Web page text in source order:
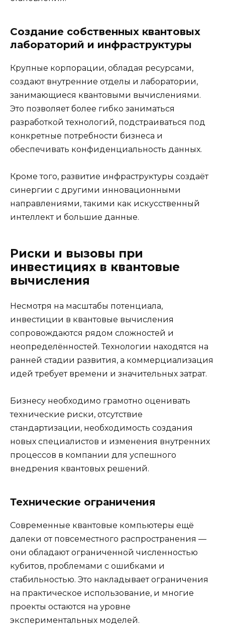
Создание собственных квантовых
лабораторий и инфраструктуры
Крупные корпорации, обладая ресурсами,
создают внутренние отделы и лаборатории,
занимающиеся квантовыми вычислениями.
Это позволяет более гибко заниматься
разработкой технологий, подстраиваться под
конкретные потребности бизнеса и
обеспечивать конфиденциальность данных.
Кроме того, развитие инфраструктуры создаёт
синергии с другими инновационными
направлениями, такими как искусственный
интеллект и большие данные.
Риски и вызовы при
инвестициях в квантовые
вычисления
Несмотря на масштабы потенциала,
инвестиции в квантовые вычисления
сопровождаются рядом сложностей и
неопределённостей. Технологии находятся на
ранней стадии развития, а коммерциализация
идей требует времени и значительных затрат.
Бизнесу необходимо грамотно оценивать
технические риски, отсутствие
стандартизации, необходимость создания
новых специалистов и изменения внутренних
процессов в компании для успешного
внедрения квантовых решений.
Технические ограничения
Современные квантовые компьютеры ещё
далеки от повсеместного распространения —
они обладают ограниченной численностью
кубитов, проблемами с ошибками и
стабильностью. Это накладывает ограничения
на практическое использование, и многие
проекты остаются на уровне
экспериментальных моделей.